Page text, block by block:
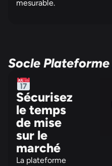
mesurable.
Socle Plateforme
Sécurisez
le temps
de mise
sur le
marché
La plateforme